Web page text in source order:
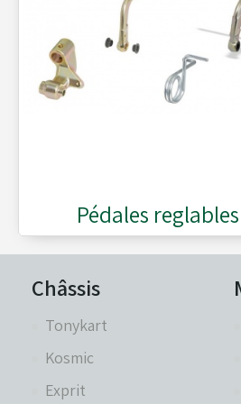
Pédales reglables
Châssis
Tonykart
Kosmic
Exprit
Moyeux - Porte-couronnes
Pare chaînes - Echappement
Pédales - Cale-pieds
Platines moteurs - Brides